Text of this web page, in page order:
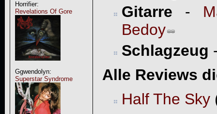
Horrifier:
Revelations Of Gore
Ggwendolyn:
Superstar Syndrome
Gitarre -
Bedoy
Schlagzeug
Alle Reviews
Half The Sky